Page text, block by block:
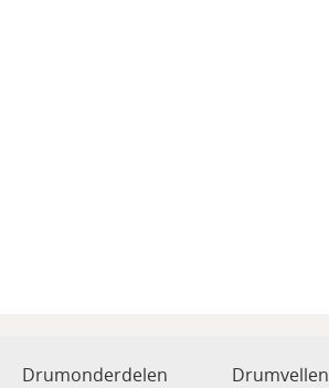
Drumonderdelen
Drumvellen